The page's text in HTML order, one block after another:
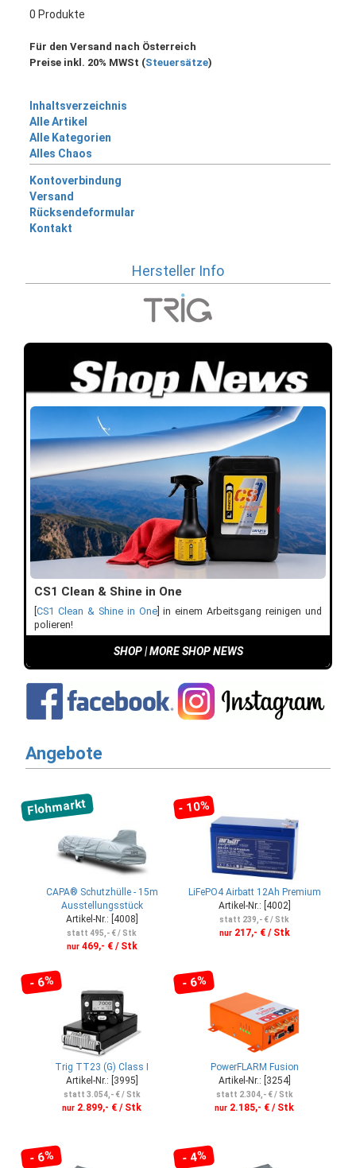
0 Produkte
Für den Versand nach Österreich
Preise inkl. 20% MWSt (Steuersätze)
Inhaltsverzeichnis
Alle Artikel
Alle Kategorien
Alles Chaos
Kontoverbindung
Versand
Rücksendeformular
Kontakt
Hersteller Info
CS1 Clean & Shine in One
[CS1 Clean & Shine in One] in einem Arbeitsgang reinigen und
polieren!
SHOP|MORE SHOP NEWS
Angebote
Flohmarkt
CAPA® Schutzhülle - 15m
Ausstellungsstück
Artikel-Nr.: [4008]
statt 495,- € / Stk
nur469,- € / Stk
- 10%
LiFePO4 Airbatt 12Ah Premium
Artikel-Nr.: [4002]
statt 239,- € / Stk
nur217,- € / Stk
- 6%
Trig TT23 (G) Class I
Artikel-Nr.: [3995]
statt 3.054,- € / Stk
nur 2.899,- € / Stk
- 6%
PowerFLARM Fusion
Artikel-Nr.: [3254]
statt 2.304,- € / Stk
nur 2.185,- € / Stk
- 6% - 4%